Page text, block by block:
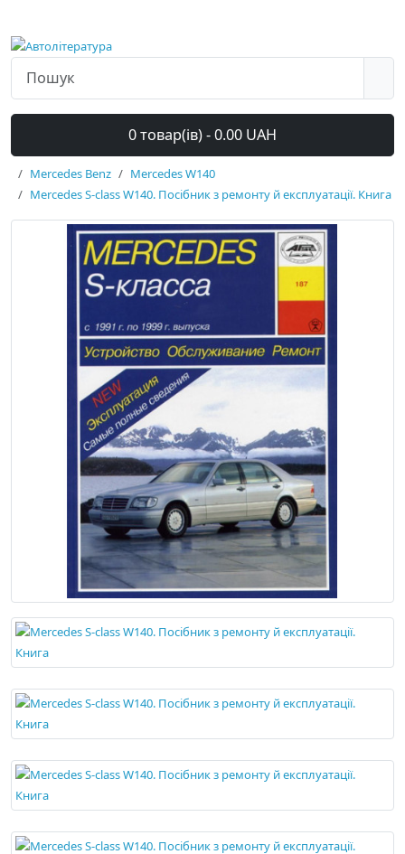
0 товар(ів) - 0.00 UAH
Mercedes Benz
Mercedes W140
Mercedes S-class W140. Посібник з ремонту й експлуатації. Книга